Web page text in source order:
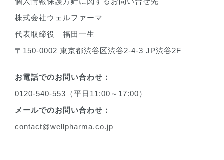
株式会社ウェルファーマ
代表取締役 福田一生
〒150-0002 東京都渋谷区渋谷2-4-3 JP渋谷2F
お電話でのお問い合わせ：
0120-540-553（平日11:00～17:00）
メールでのお問い合わせ：
contact@wellpharma.co.jp